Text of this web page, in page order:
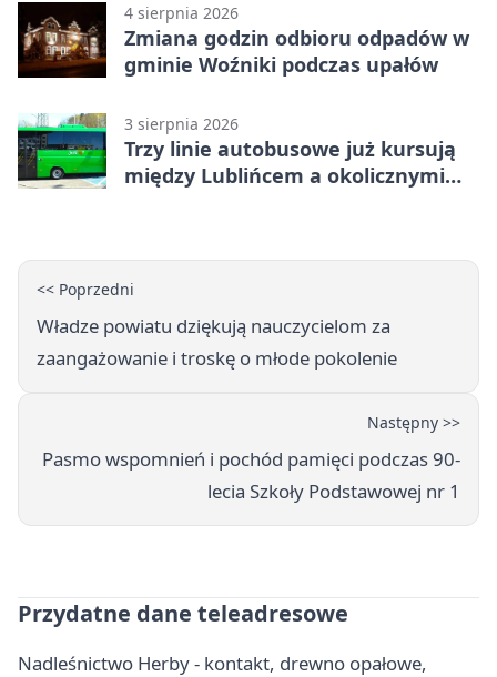
4 sierpnia 2026
Zmiana godzin odbioru odpadów w
gminie Woźniki podczas upałów
3 sierpnia 2026
Trzy linie autobusowe już kursują
między Lublińcem a okolicznymi
<< Poprzedni
Władze powiatu dziękują nauczycielom za
zaangażowanie i troskę o młode pokolenie
Następny >>
Pasmo wspomnień i pochód pamięci podczas 90-
lecia Szkoły Podstawowej nr 1
Przydatne dane teleadresowe
Nadleśnictwo Herby - kontakt, drewno opałowe,